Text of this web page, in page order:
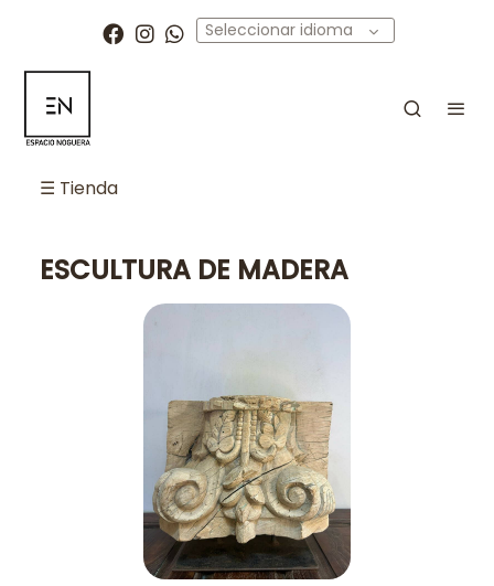
Seleccionar idioma
☰ Tienda
ESCULTURA DE MADERA